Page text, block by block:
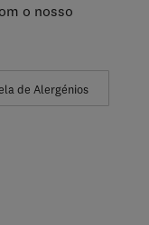
o nosso
de Alergénios